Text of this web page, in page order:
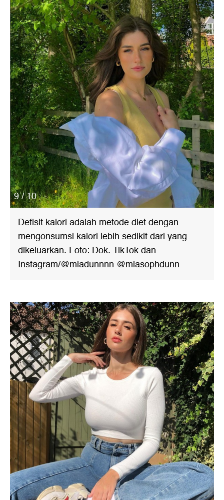
9 / 10
Defisit kalori adalah metode diet dengan
mengonsumsi kalori lebih sedikit dari yang
dikeluarkan. Foto: Dok. TikTok dan
Instagram/@miadunnnn @miasophdunn